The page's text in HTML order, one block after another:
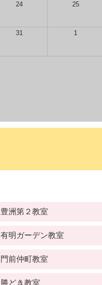
24 25
31 1
豊洲第２教室
有明ガーデン教室
門前仲町教室
勝どき教室